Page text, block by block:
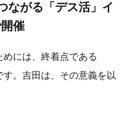
ながる「デス活」イ
催
には、終着点である
す。吉田は、その意義を以